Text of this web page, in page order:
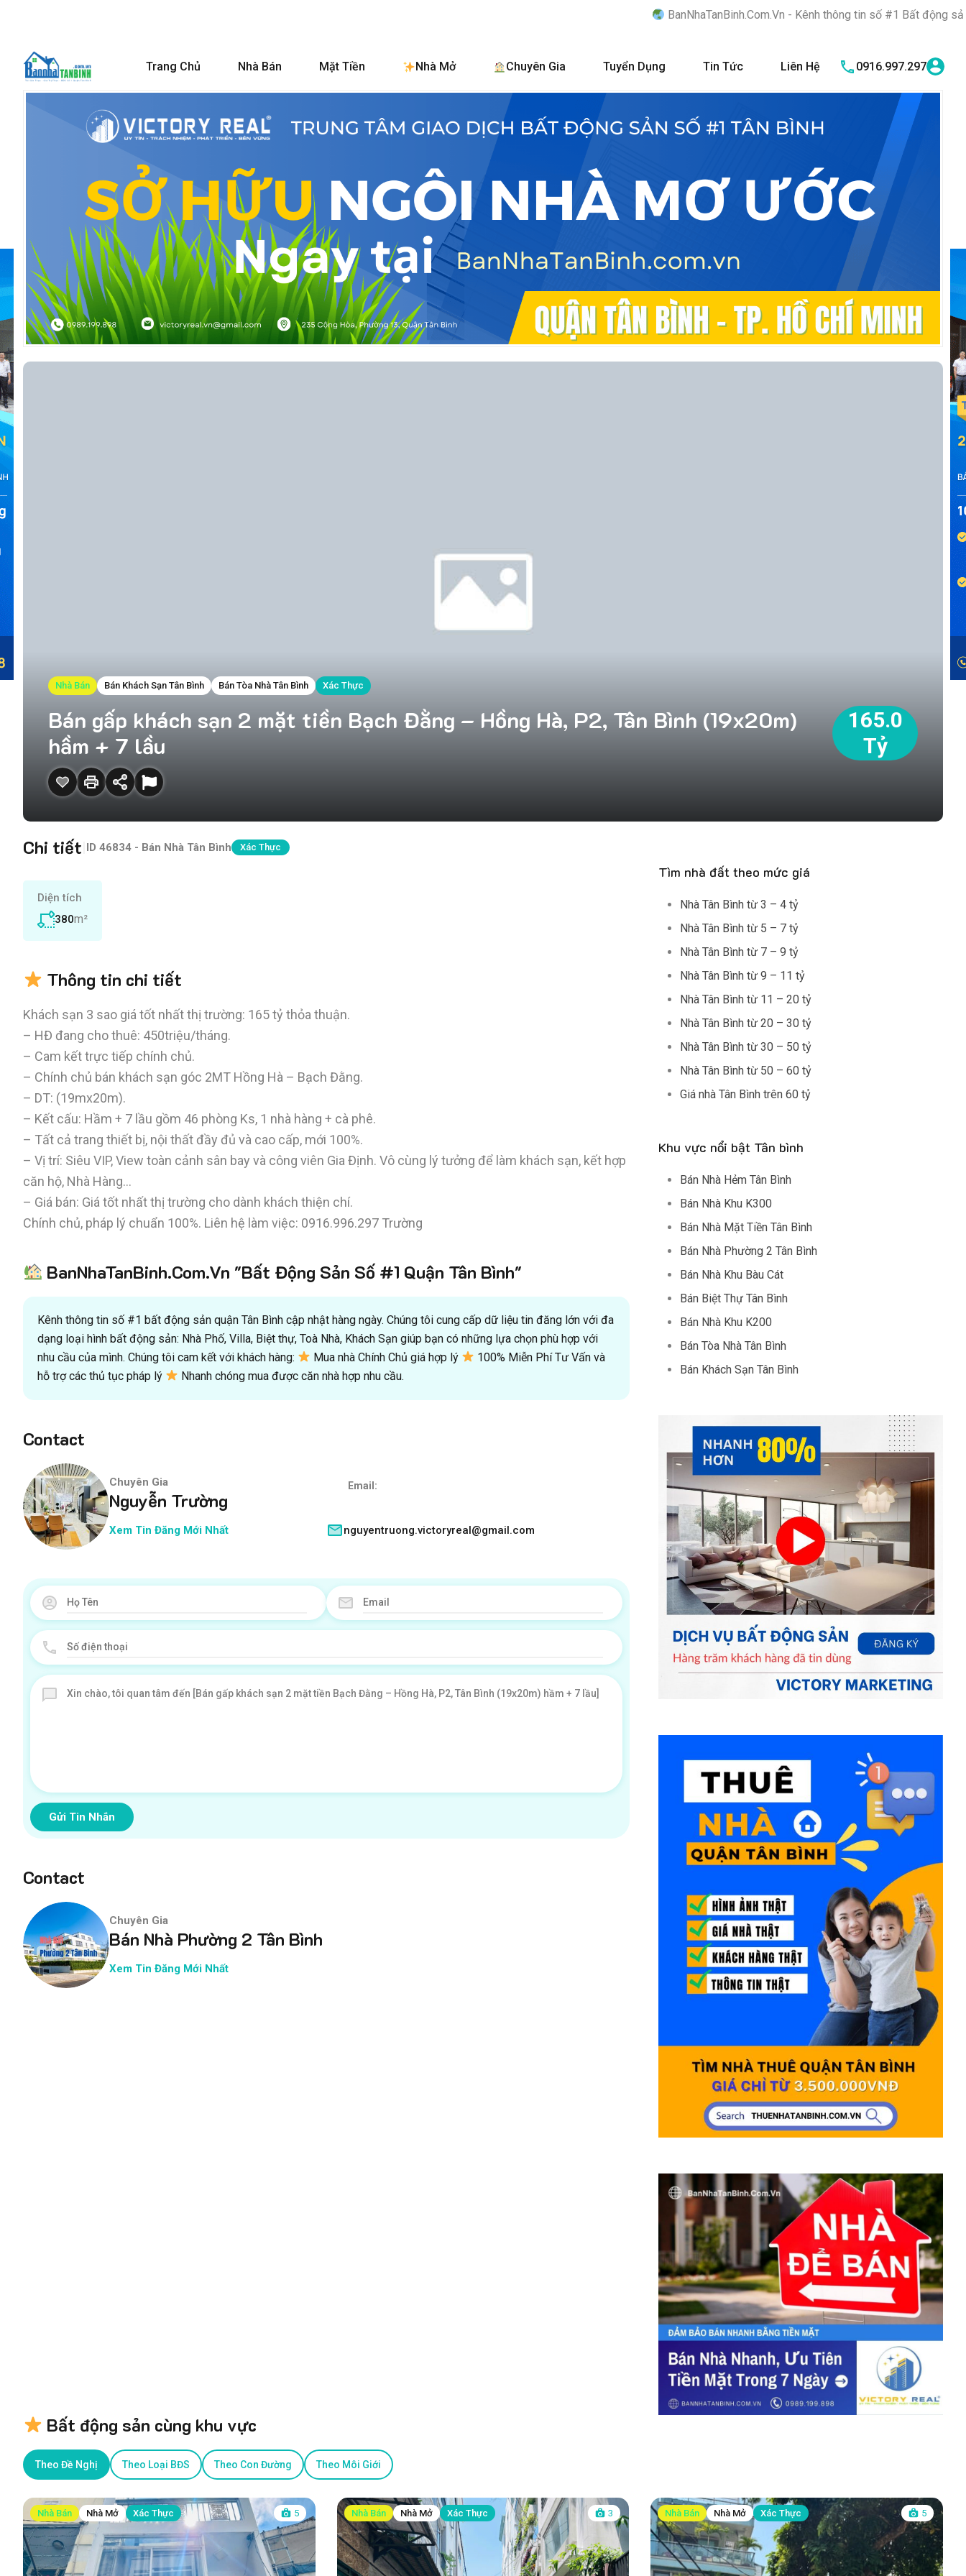
BanNhaTanBinh.Com.Vn - Kênh thông tin số #1 Bất động sản quận Tân
Trang Chủ Nhà Bán Mặt Tiền Nhà Mở Chuyên Gia Tuyển Dụng Tin Tức Liên Hệ 0916.997.297
Nhà Bán Bán Khách Sạn Tân Bình Bán Tòa Nhà Tân Bình Xác Thực
Bán gấp khách sạn 2 mặt tiền Bạch Đằng – Hồng Hà, P2, Tân Bình (19x20m)
hầm + 7 lầu
165.0
Tỷ
Chi tiết ID 46834 - Bán Nhà Tân Bình Xác Thực
Diện tích
380m²
Thông tin chi tiết
Khách sạn 3 sao giá tốt nhất thị trường: 165 tỷ thỏa thuận.
– HĐ đang cho thuê: 450triệu/tháng.
– Cam kết trực tiếp chính chủ.
– Chính chủ bán khách sạn góc 2MT Hồng Hà – Bạch Đằng.
– DT: (19mx20m).
– Kết cấu: Hầm + 7 lầu gồm 46 phòng Ks, 1 nhà hàng + cà phê.
– Tất cả trang thiết bị, nội thất đầy đủ và cao cấp, mới 100%.
– Vị trí: Siêu VIP, View toàn cảnh sân bay và công viên Gia Định. Vô cùng lý tưởng để làm khách sạn, kết hợp
căn hộ, Nhà Hàng…
– Giá bán: Giá tốt nhất thị trường cho dành khách thiện chí.
Chính chủ, pháp lý chuẩn 100%. Liên hệ làm việc: 0916.996.297 Trường
BanNhaTanBinh.Com.Vn "Bất Động Sản Số #1 Quận Tân Bình"
Kênh thông tin số #1 bất động sản quận Tân Bình cập nhật hàng ngày. Chúng tôi cung cấp dữ liệu tin đăng lớn với đa
dạng loại hình bất động sản: Nhà Phố, Villa, Biệt thự, Toà Nhà, Khách Sạn giúp bạn có những lựa chọn phù hợp với
nhu cầu của mình. Chúng tôi cam kết với khách hàng:
Mua nhà Chính Chủ giá hợp lý
100% Miễn Phí Tư Vấn và
hỗ trợ các thủ tục pháp lý
Nhanh chóng mua được căn nhà hợp nhu cầu.
Contact
Chuyên Gia
Nguyễn Trường
Xem Tin Đăng Mới Nhất
Email:
nguyentruong.victoryreal@gmail.com
Gửi Tin Nhắn
Contact
Chuyên Gia
Bán Nhà Phường 2 Tân Bình
Xem Tin Đăng Mới Nhất
Tìm nhà đất theo mức giá
Nhà Tân Bình từ 3 – 4 tỷ
Nhà Tân Bình từ 5 – 7 tỷ
Nhà Tân Bình từ 7 – 9 tỷ
Nhà Tân Bình từ 9 – 11 tỷ
Nhà Tân Bình từ 11 – 20 tỷ
Nhà Tân Bình từ 20 – 30 tỷ
Nhà Tân Bình từ 30 – 50 tỷ
Nhà Tân Bình từ 50 – 60 tỷ
Giá nhà Tân Bình trên 60 tỷ
Khu vực nổi bật Tân bình
Bán Nhà Hẻm Tân Bình
Bán Nhà Khu K300
Bán Nhà Mặt Tiền Tân Bình
Bán Nhà Phường 2 Tân Bình
Bán Nhà Khu Bàu Cát
Bán Biệt Thự Tân Bình
Bán Nhà Khu K200
Bán Tòa Nhà Tân Bình
Bán Khách Sạn Tân Bình
Bất động sản cùng khu vực
Theo Đề Nghị Theo Loại BĐS Theo Con Đường Theo Môi Giới
Nhà Bán Nhà Mở Xác Thực 5 Nhà Bán Nhà Mở Xác Thực 3 Nhà Bán Nhà Mở Xác Thực 5